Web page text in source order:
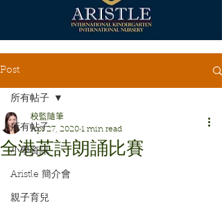
Post
所有帖子
小學資訊
Aristle 簡介會
親子育兒
所有帖子
全港英詩朗誦比賽
校監隨筆
Apr 27, 2020 1 min read